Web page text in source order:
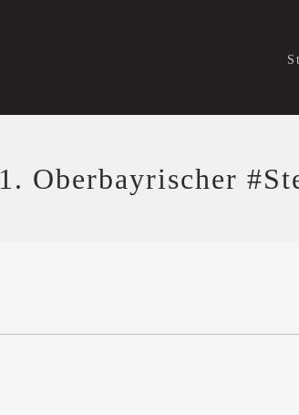
1. Oberbayrischer